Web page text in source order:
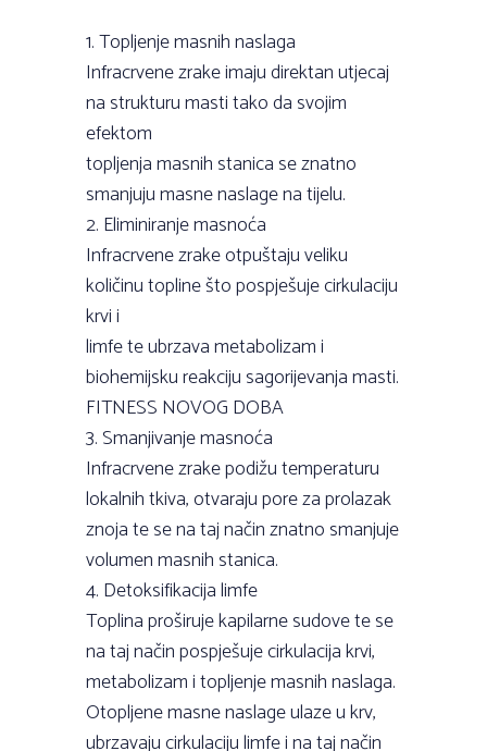
1. Topljenje masnih naslaga
Infracrvene zrake imaju direktan utjecaj
na strukturu masti tako da svojim
efektom
topljenja masnih stanica se znatno
smanjuju masne naslage na tijelu.
2. Eliminiranje masnoća
Infracrvene zrake otpuštaju veliku
količinu topline što pospješuje cirkulaciju
krvi i
limfe te ubrzava metabolizam i
biohemijsku reakciju sagorijevanja masti.
FITNESS NOVOG DOBA
3. Smanjivanje masnoća
Infracrvene zrake podižu temperaturu
lokalnih tkiva, otvaraju pore za prolazak
znoja te se na taj način znatno smanjuje
volumen masnih stanica.
4. Detoksifikacija limfe
Toplina proširuje kapilarne sudove te se
na taj način pospješuje cirkulacija krvi,
metabolizam i topljenje masnih naslaga.
Otopljene masne naslage ulaze u krv,
ubrzavaju cirkulaciju limfe i na taj način